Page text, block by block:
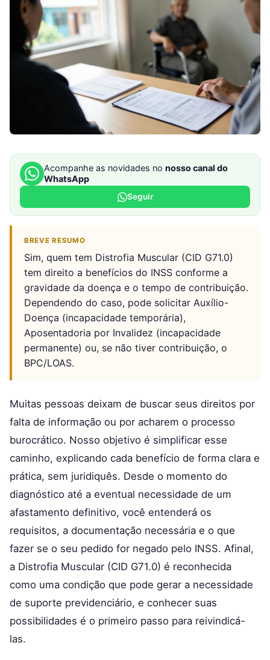
Acompanhe as novidades no nosso canal do
WhatsApp
Seguir
BREVE RESUMO
Sim, quem tem Distrofia Muscular (CID G71.0)
tem direito a benefícios do INSS conforme a
gravidade da doença e o tempo de contribuição.
Dependendo do caso, pode solicitar Auxílio-
Doença (incapacidade temporária),
Aposentadoria por Invalidez (incapacidade
permanente) ou, se não tiver contribuição, o
BPC/LOAS.
Muitas pessoas deixam de buscar seus direitos por
falta de informação ou por acharem o processo
burocrático. Nosso objetivo é simplificar esse
caminho, explicando cada benefício de forma clara e
prática, sem juridiquês. Desde o momento do
diagnóstico até a eventual necessidade de um
afastamento definitivo, você entenderá os
requisitos, a documentação necessária e o que
fazer se o seu pedido for negado pelo INSS. Afinal,
a Distrofia Muscular (CID G71.0) é reconhecida
como uma condição que pode gerar a necessidade
de suporte previdenciário, e conhecer suas
possibilidades é o primeiro passo para reivindicá-
las.